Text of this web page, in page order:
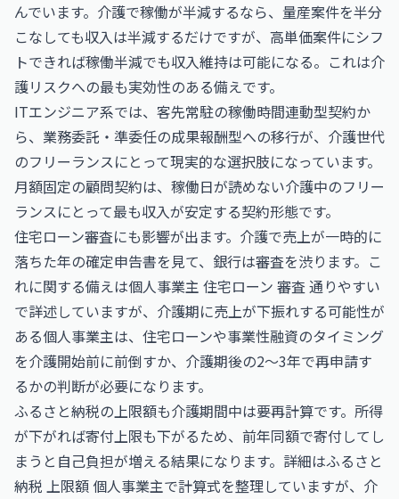
んでいます。介護で稼働が半減するなら、量産案件を半分
こなしても収入は半減するだけですが、高単価案件にシフ
トできれば稼働半減でも収入維持は可能になる。これは介
護リスクへの最も実効性のある備えです。
ITエンジニア系では、客先常駐の稼働時間連動型契約か
ら、業務委託・準委任の成果報酬型への移行が、介護世代
のフリーランスにとって現実的な選択肢になっています。
月額固定の顧問契約は、稼働日が読めない介護中のフリー
ランスにとって最も収入が安定する契約形態です。
住宅ローン審査にも影響が出ます。介護で売上が一時的に
落ちた年の確定申告書を見て、銀行は審査を渋ります。こ
れに関する備えは個人事業主 住宅ローン 審査 通りやすい
で詳述していますが、介護期に売上が下振れする可能性が
ある個人事業主は、住宅ローンや事業性融資のタイミング
を介護開始前に前倒すか、介護期後の2〜3年で再申請す
るかの判断が必要になります。
ふるさと納税の上限額も介護期間中は要再計算です。所得
が下がれば寄付上限も下がるため、前年同額で寄付してし
まうと自己負担が増える結果になります。詳細はふるさと
納税 上限額 個人事業主で計算式を整理していますが、介